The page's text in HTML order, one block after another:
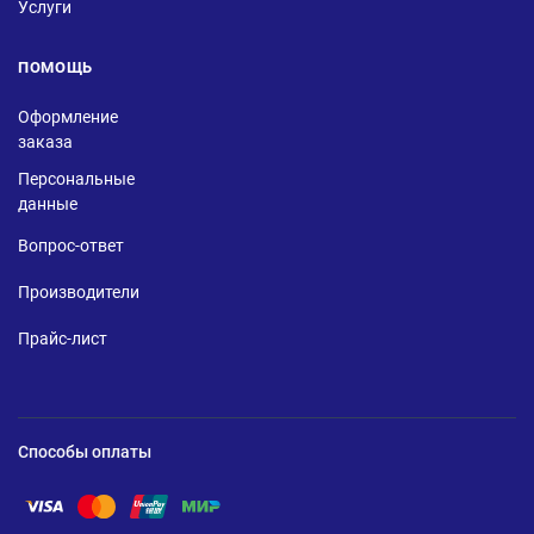
Услуги
ПОМОЩЬ
Оформление
заказа
Персональные
данные
Вопрос-ответ
Производители
Прайс-лист
Способы оплаты
Помощь по оплате Visa
Помощь по оплате Mastercard
Помощь по оплате UnionPay
Помощь по оплате Мир